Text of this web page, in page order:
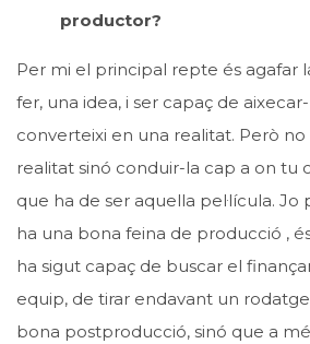
productor?
Per mi el principal repte és agafar
fer, una idea, i ser capaç de
converteixi en una realitat. Però
realitat sinó conduir-la cap a on tu
que ha de ser aquella pel·lícula. Jo
ha una bona feina de producció ,
ha sigut capaç de buscar el
equip, de tirar endavant un
bona postproducció, sinó que a